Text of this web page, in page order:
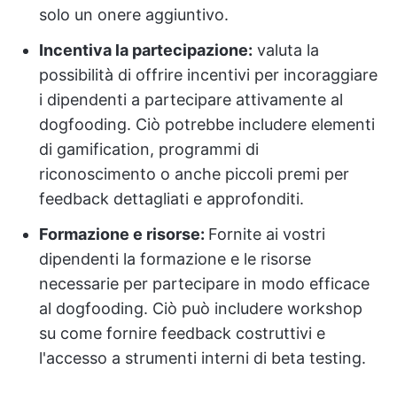
solo un onere aggiuntivo.
Incentiva la partecipazione: valuta la
possibilità di offrire incentivi per incoraggiare
i dipendenti a partecipare attivamente al
dogfooding. Ciò potrebbe includere elementi
di gamification, programmi di
riconoscimento o anche piccoli premi per
feedback dettagliati e approfonditi.
Formazione e risorse: Fornite ai vostri
dipendenti la formazione e le risorse
necessarie per partecipare in modo efficace
al dogfooding. Ciò può includere workshop
su come fornire feedback costruttivi e
l'accesso a strumenti interni di beta testing.